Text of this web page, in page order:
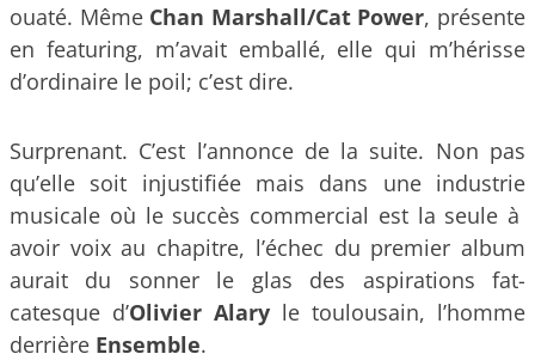
ouaté. Même Chan Marshall/Cat Power, présente
en featuring, m’avait emballé, elle qui m’hérisse
d’ordinaire le poil; c’est dire.
Surprenant. C’est l’annonce de la suite. Non pas
qu’elle soit injustifiée mais dans une industrie
musicale où le succès commercial est la seule à
avoir voix au chapitre, l’échec du premier album
aurait du sonner le glas des aspirations fat-
catesque d’Olivier Alary le toulousain, l’homme
derrière Ensemble.